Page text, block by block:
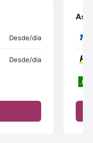
Desde/dia
Desde/dia
As